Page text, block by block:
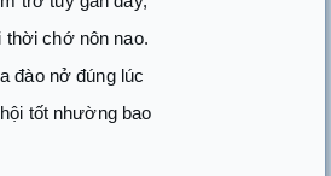
chớ nôn nao.
đào nở đúng lúc
tốt nhường bao